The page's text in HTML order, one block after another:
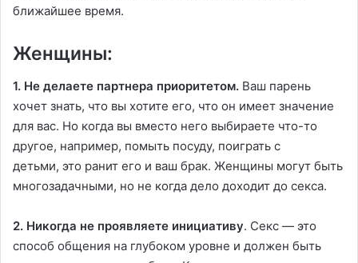
ближайшее время.
Женщины:
1. Не делаете партнера приоритетом. Ваш парень
хочет знать, что вы хотите его, что он имеет значение
для вас. Но когда вы вместо него выбираете что-то
другое, например, помыть посуду, поиграть с
детьми, это ранит его и ваш брак. Женщины могут быть
многозадачными, но не когда дело доходит до секса.
2. Никогда не проявляете инициативу. Секс — это
способ общения на глубоком уровне и должен быть